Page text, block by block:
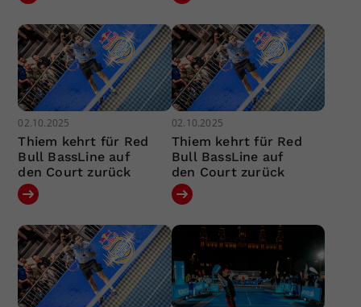
02.10.2025
Thiem kehrt für Red
Bull BassLine auf
den Court zurück
02.10.2025
Thiem kehrt für Red
Bull BassLine auf
den Court zurück